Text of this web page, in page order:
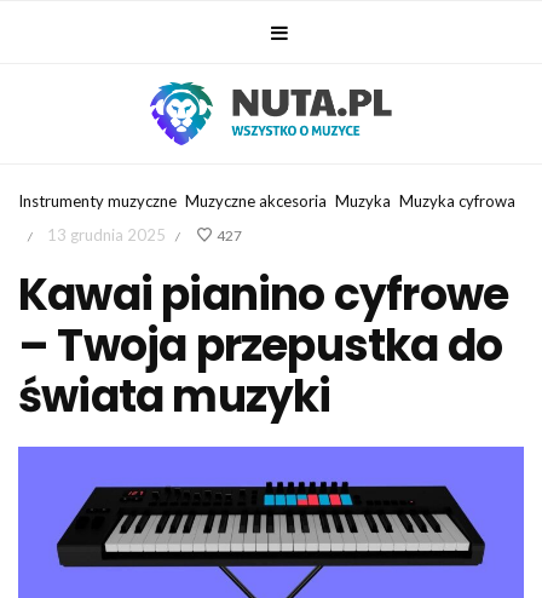
Instrumenty muzyczne Muzyczne akcesoria Muzyka Muzyka cyfrowa
/ 13 grudnia 2025 / 427
Kawai pianino cyfrowe
– Twoja przepustka do
świata muzyki